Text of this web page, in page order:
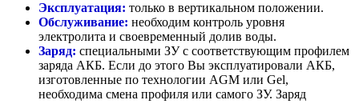
Эксплуатация: только в вертикальном положении.
Обслуживание: необходим контроль уровня
электролита и своевременный долив воды.
Заряд: специальными ЗУ с соответствующим профилем
заряда АКБ. Если до этого Вы эксплуатировали АКБ,
изготовленные по технологии AGM или Gel,
необходима смена профиля или самого ЗУ. Заряд